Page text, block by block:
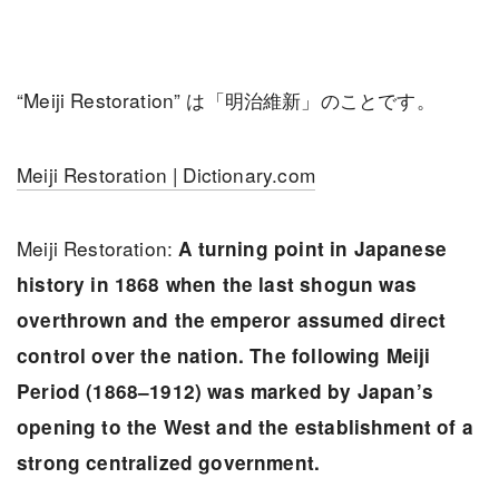
“Meiji Restoration” は「明治維新」のことです。
Meiji Restoration | Dictionary.com
Meiji Restoration:A turning point in Japanese
history in 1868 when the last shogun was
overthrown and the emperor assumed direct
control over the nation. The following Meiji
Period (1868–1912) was marked by Japan’s
opening to the West and the establishment of a
strong centralized government.